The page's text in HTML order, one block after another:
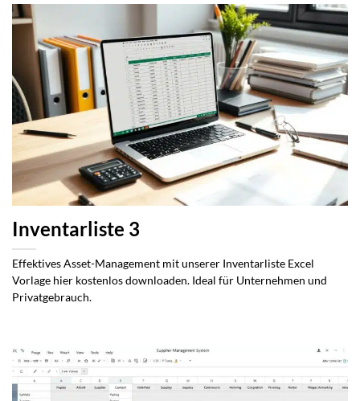
Inventarliste 3
Effektives Asset-Management mit unserer Inventarliste Excel
Vorlage hier kostenlos downloaden. Ideal für Unternehmen und
Privatgebrauch.